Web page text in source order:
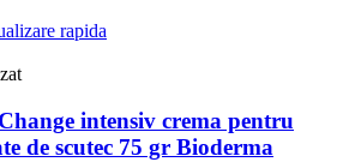
rapida
intensiv crema pentru
de scutec 75 gr Bioderma